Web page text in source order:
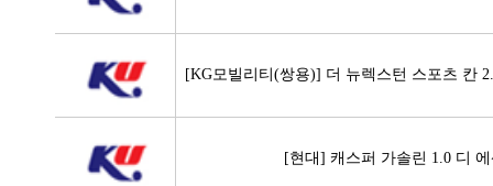
[KG모빌리티(쌍용)] 더 뉴렉스턴 스포츠 칸
[현대] 캐스퍼 가솔린 1.0 디